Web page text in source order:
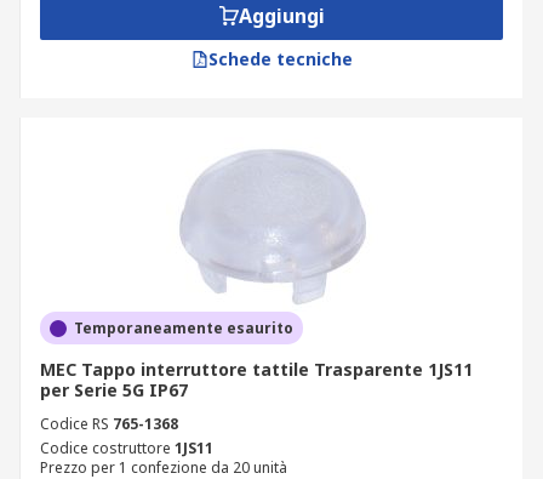
Aggiungi
Schede tecniche
Temporaneamente esaurito
MEC Tappo interruttore tattile Trasparente 1JS11
per Serie 5G IP67
Codice RS 765-1368
Codice costruttore 1JS11
Prezzo per 1 confezione da 20 unità